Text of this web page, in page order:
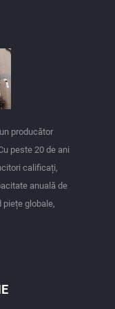
producător
peste 20 de ani
calificați,
anuală de
piețe globale,